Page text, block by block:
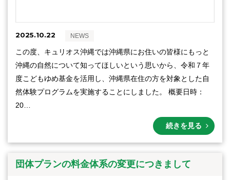
2025.10.22 NEWS
この度、キュリオス沖縄では沖縄県にお住いの皆様にもっと
沖縄の自然について知ってほしいという思いから、令和７年
度こどもゆめ基金を活用し、沖縄県在住の方を対象とした自
然体験プログラムを実施することにしました。 概要日時：
20…
続きを見る
団体プランの料金体系の変更につきまして